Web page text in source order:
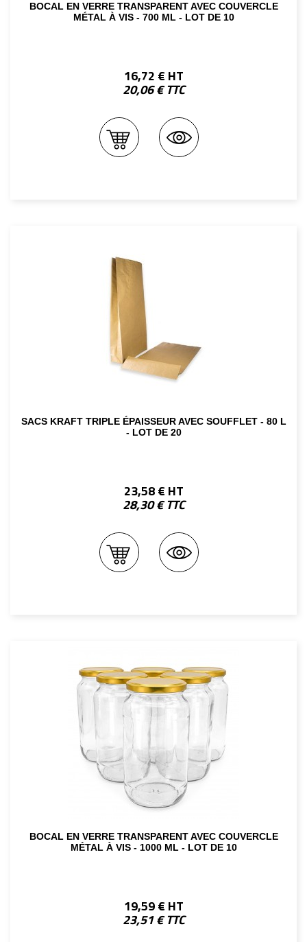
BOCAL EN VERRE TRANSPARENT AVEC COUVERCLE
MÉTAL À VIS - 700 ML - LOT DE 10
16,72 € HT
20,06 € TTC
SACS KRAFT TRIPLE ÉPAISSEUR AVEC SOUFFLET - 80 L
- LOT DE 20
23,58 € HT
28,30 € TTC
BOCAL EN VERRE TRANSPARENT AVEC COUVERCLE
MÉTAL À VIS - 1000 ML - LOT DE 10
19,59 € HT
23,51 € TTC